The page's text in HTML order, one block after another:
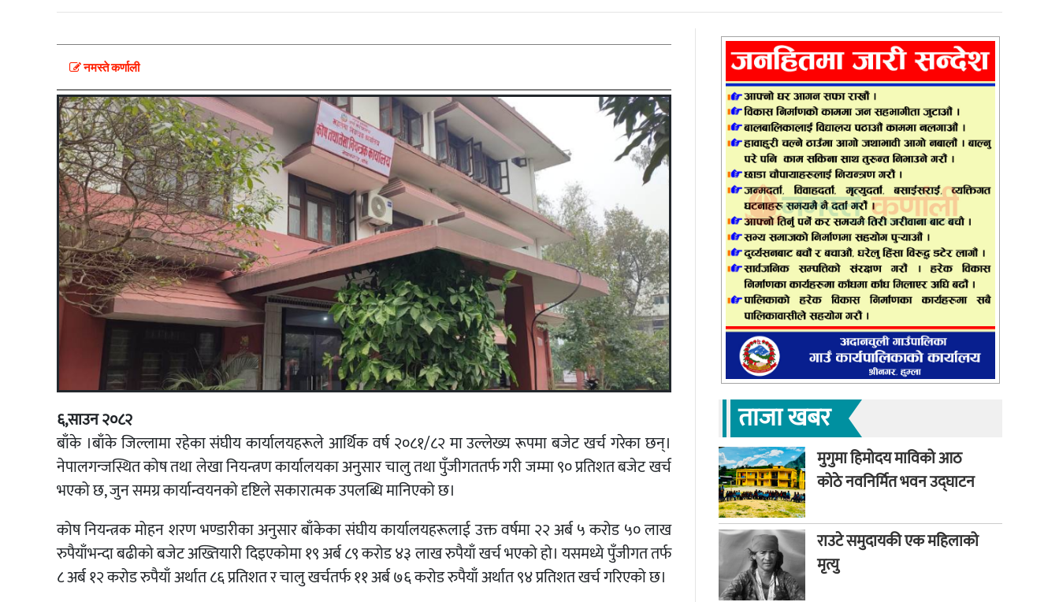
नमस्ते कर्णाली
६,साउन २०८२
बाँके ।बाँके जिल्लामा रहेका संघीय कार्यालयहरूले आर्थिक वर्ष २०८१/८२ मा उल्लेख्य रूपमा बजेट खर्च गरेका छन्।
नेपालगन्जस्थित कोष तथा लेखा नियन्त्रण कार्यालयका अनुसार चालु तथा पुँजीगततर्फ गरी जम्मा ९० प्रतिशत बजेट खर्च
भएको छ, जुन समग्र कार्यान्वयनको दृष्टिले सकारात्मक उपलब्धि मानिएको छ।
कोष नियन्त्रक मोहन शरण भण्डारीका अनुसार बाँकेका संघीय कार्यालयहरूलाई उक्त वर्षमा २२ अर्ब ५ करोड ५० लाख
रुपैयाँभन्दा बढीको बजेट अख्तियारी दिइएकोमा १९ अर्ब ८९ करोड ४३ लाख रुपैयाँ खर्च भएको हो। यसमध्ये पुँजीगत तर्फ
८ अर्ब १२ करोड रुपैयाँ अर्थात ८६ प्रतिशत र चालु खर्चतर्फ ११ अर्ब ७६ करोड रुपैयाँ अर्थात ९४ प्रतिशत खर्च गरिएको छ।
ताजा खबर
मुगुमा हिमोदय माविको आठ
कोठे नवनिर्मित भवन उद्घाटन
राउटे समुदायकी एक महिलाको
मृत्यु